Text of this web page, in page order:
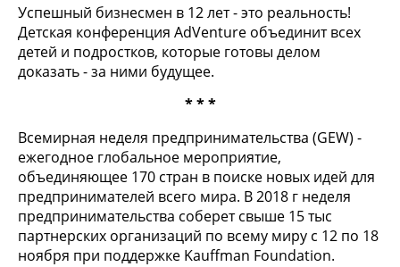
Успешный бизнесмен в 12 лет - это реальность!
Детская конференция AdVenture объединит всех
детей и подростков, которые готовы делом
доказать - за ними будущее.
* * *
Всемирная неделя предпринимательства (GEW) -
ежегодное глобальное мероприятие,
объединяющее 170 стран в поиске новых идей для
предпринимателей всего мира. В 2018 г неделя
предпринимательства соберет свыше 15 тыс
партнерских организаций по всему миру с 12 по 18
ноября при поддержке Kauffman Foundation.